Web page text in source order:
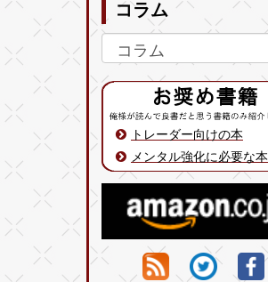
コラム
トレーダー向けの本
メンタル強化に必要な本